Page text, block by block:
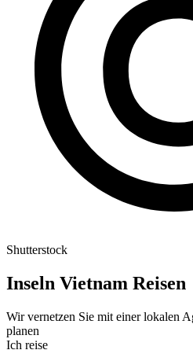
Shutterstock
Inseln Vietnam Reisen
Wir vernetzen Sie mit einer lokalen
planen
Ich reise